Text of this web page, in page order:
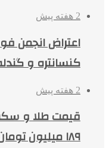
2 هفته پیش
اعتراض انجمن
کنسانتره و
2 هفته پیش
قیمت طلا و سکه
۱۸۹ میلیون تومان